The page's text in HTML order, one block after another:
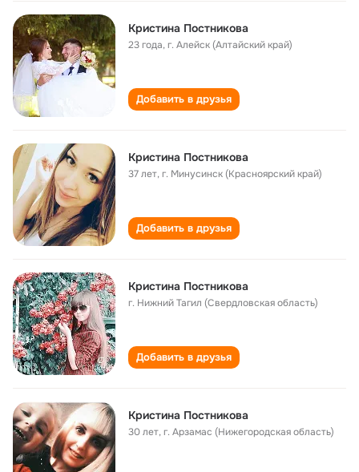
Кристина Постникова
23 года,г. Алейск (Алтайский край)
Добавить в друзья
Кристина Постникова
37 лет,г. Минусинск (Красноярский край)
Добавить в друзья
Кристина Постникова
г. Нижний Тагил (Свердловская область)
Добавить в друзья
Кристина Постникова
30 лет,г. Арзамас (Нижегородская область)